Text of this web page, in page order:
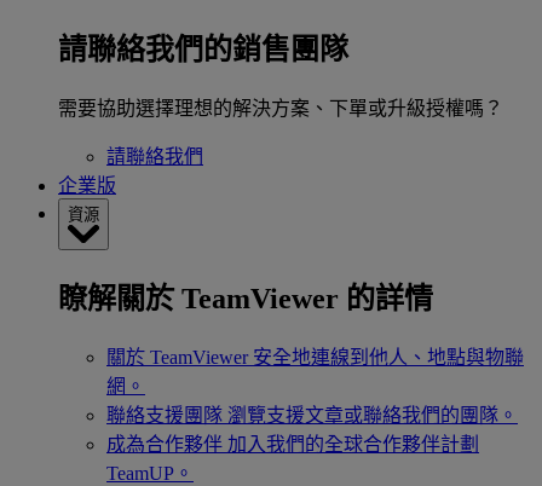
請聯絡我們的銷售團隊
需要協助選擇理想的解決方案、下單或升級授權嗎？
請聯絡我們
企業版
資源
瞭解關於 TeamViewer 的詳情
關於 TeamViewer 安全地連線到他人、地點與物聯
網。
聯絡支援團隊 瀏覽支援文章或聯絡我們的團隊。
成為合作夥伴 加入我們的全球合作夥伴計劃
TeamUP。